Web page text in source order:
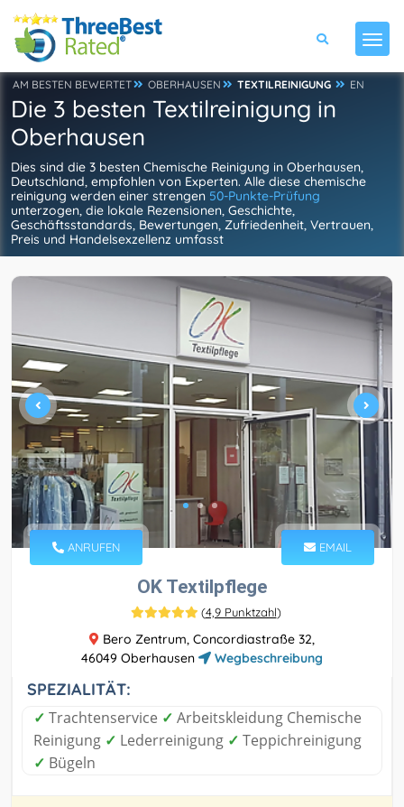
AM BESTEN BEWERTET OBERHAUSEN TEXTILREINIGUNG EN
Die 3 besten Textilreinigung in
Oberhausen
Dies sind die 3 besten Chemische Reinigung in Oberhausen,
Deutschland, empfohlen von Experten. Alle diese chemische
reinigung werden einer strengen 50-Punkte-Prüfung
unterzogen, die lokale Rezensionen, Geschichte,
Geschäftsstandards, Bewertungen, Zufriedenheit, Vertrauen,
Preis und Handelsexzellenz umfasst
ANRUFEN EMAIL
OK Textilpflege
(4,9 Punktzahl)
Bero Zentrum, Concordiastraße 32,
46049 Oberhausen
Wegbeschreibung
SPEZIALITÄT:
✓ Trachtenservice ✓ Arbeitskleidung Chemische
Reinigung ✓ Lederreinigung ✓ Teppichreinigung
✓ Bügeln